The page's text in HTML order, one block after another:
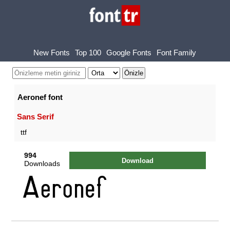
New Fonts Top 100 Google Fonts Font Family
Aeronef font
Sans Serif
ttf
994
Downloads
Download